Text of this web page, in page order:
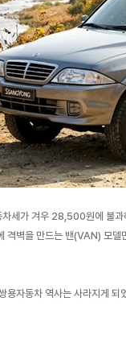
세가 겨우 28,500원에 불과
격벽을 만드는 밴(VAN) 모
용자동차 역사는 사라지게